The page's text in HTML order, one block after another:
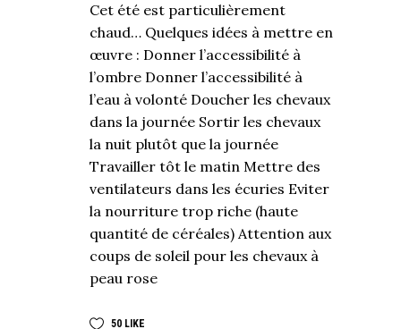
Cet été est particulièrement
chaud… Quelques idées à mettre en
œuvre : Donner l’accessibilité à
l’ombre Donner l’accessibilité à
l’eau à volonté Doucher les chevaux
dans la journée Sortir les chevaux
la nuit plutôt que la journée
Travailler tôt le matin Mettre des
ventilateurs dans les écuries Eviter
la nourriture trop riche (haute
quantité de céréales) Attention aux
coups de soleil pour les chevaux à
peau rose
50 LIKE